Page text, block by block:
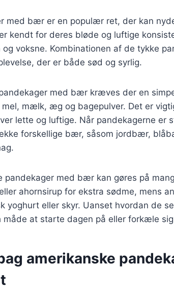
med bær er en populær ret, der kan
kendt for deres bløde og luftige
voksne. Kombinationen af de tykke
der er både sød og syrlig.
med bær kræves der en
mel, mælk, æg og bagepulver. Det er
lette og luftige. Når pandekagerne er
forskellige bær, såsom jordbær,
pandekager med bær kan gøres på
ahornsirup for ekstra sødme, mens
yoghurt eller skyr. Uanset hvordan de
at starte dagen på eller forkæle
amerikanske